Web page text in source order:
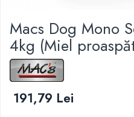
Macs Dog Mono
4kg (Miel
191,79 Lei